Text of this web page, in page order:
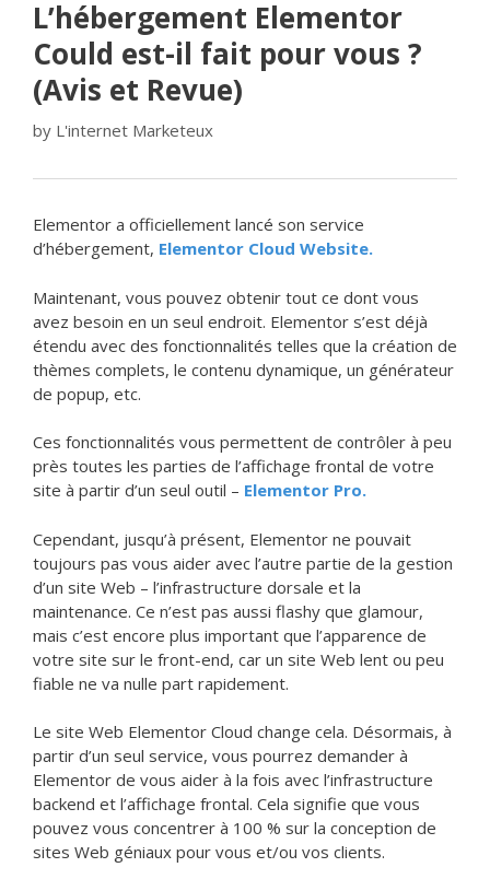
L’hébergement Elementor
Could est-il fait pour vous ?
(Avis et Revue)
by L'internet Marketeux
Elementor a officiellement lancé son service
d’hébergement, Elementor Cloud Website.
Maintenant, vous pouvez obtenir tout ce dont vous
avez besoin en un seul endroit. Elementor s’est déjà
étendu avec des fonctionnalités telles que la création de
thèmes complets, le contenu dynamique, un générateur
de popup, etc.
Ces fonctionnalités vous permettent de contrôler à peu
près toutes les parties de l’affichage frontal de votre
site à partir d’un seul outil – Elementor Pro.
Cependant, jusqu’à présent, Elementor ne pouvait
toujours pas vous aider avec l’autre partie de la gestion
d’un site Web – l’infrastructure dorsale et la
maintenance. Ce n’est pas aussi flashy que glamour,
mais c’est encore plus important que l’apparence de
votre site sur le front-end, car un site Web lent ou peu
fiable ne va nulle part rapidement.
Le site Web Elementor Cloud change cela. Désormais, à
partir d’un seul service, vous pourrez demander à
Elementor de vous aider à la fois avec l’infrastructure
backend et l’affichage frontal. Cela signifie que vous
pouvez vous concentrer à 100 % sur la conception de
sites Web géniaux pour vous et/ou vos clients.